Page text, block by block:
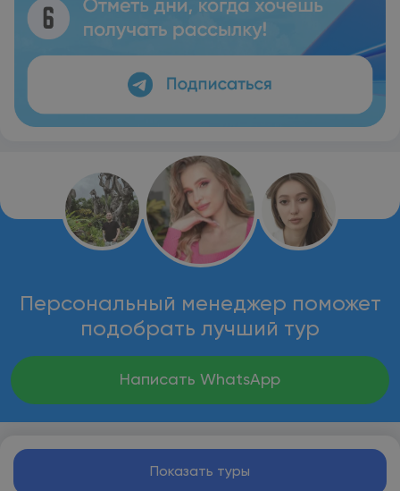
Персональный менеджер поможет
подобрать лучший тур
Написать WhatsApp
Показать туры